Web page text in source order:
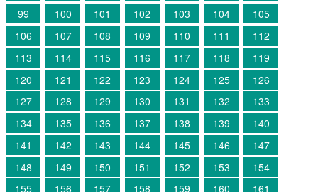
99
100 101 102 103 104
105
106
107 108 109 110 111
112
113
114 115 116 117 118
119
120
121 122 123 124 125
126
127
128 129 130 131 132
133
134
135 136 137 138 139
140
141
142 143 144 145 146
147
148
149 150 151 152 153
154
155
156 157 158 159 160 161